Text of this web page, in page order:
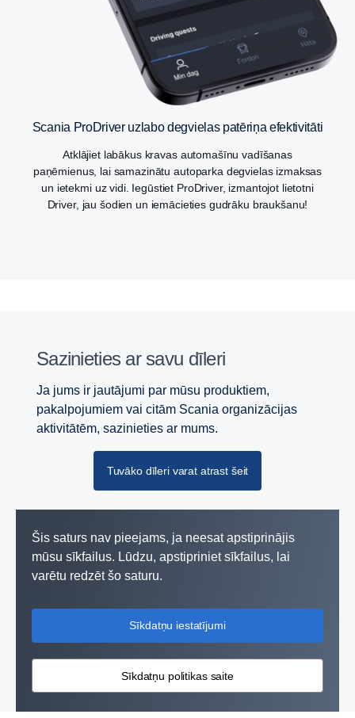
Scania ProDriver uzlabo degvielas patēriņa efektivitāti
Atklājiet labākus kravas automašīnu vadīšanas
paņēmienus, lai samazinātu autoparka degvielas izmaksas
un ietekmi uz vidi. Iegūstiet ProDriver, izmantojot lietotni
Driver, jau šodien un iemācieties gudrāku braukšanu!
Sazinieties ar savu dīleri
Ja jums ir jautājumi par mūsu produktiem,
pakalpojumiem vai citām Scania organizācijas
aktivitātēm, sazinieties ar mums.
Tuvāko dīleri varat atrast šeit
Šis saturs nav pieejams, ja neesat apstiprinājis
mūsu sīkfailus. Lūdzu, apstipriniet sīkfailus, lai
varētu redzēt šo saturu.
Sīkdatņu iestatījumi
Sīkdatņu politikas saite